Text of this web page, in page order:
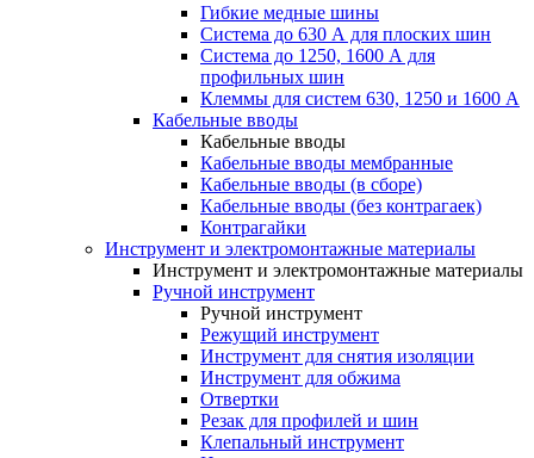
Гибкие медные шины
Система до 630 А для плоских шин
Система до 1250, 1600 А для
профильных шин
Клеммы для систем 630, 1250 и 1600 А
Кабельные вводы
Кабельные вводы
Кабельные вводы мембранные
Кабельные вводы (в сборе)
Кабельные вводы (без контрагаек)
Контрагайки
Инструмент и электромонтажные материалы
Инструмент и электромонтажные материалы
Ручной инструмент
Ручной инструмент
Режущий инструмент
Инструмент для снятия изоляции
Инструмент для обжима
Отвертки
Резак для профилей и шин
Клепальный инструмент